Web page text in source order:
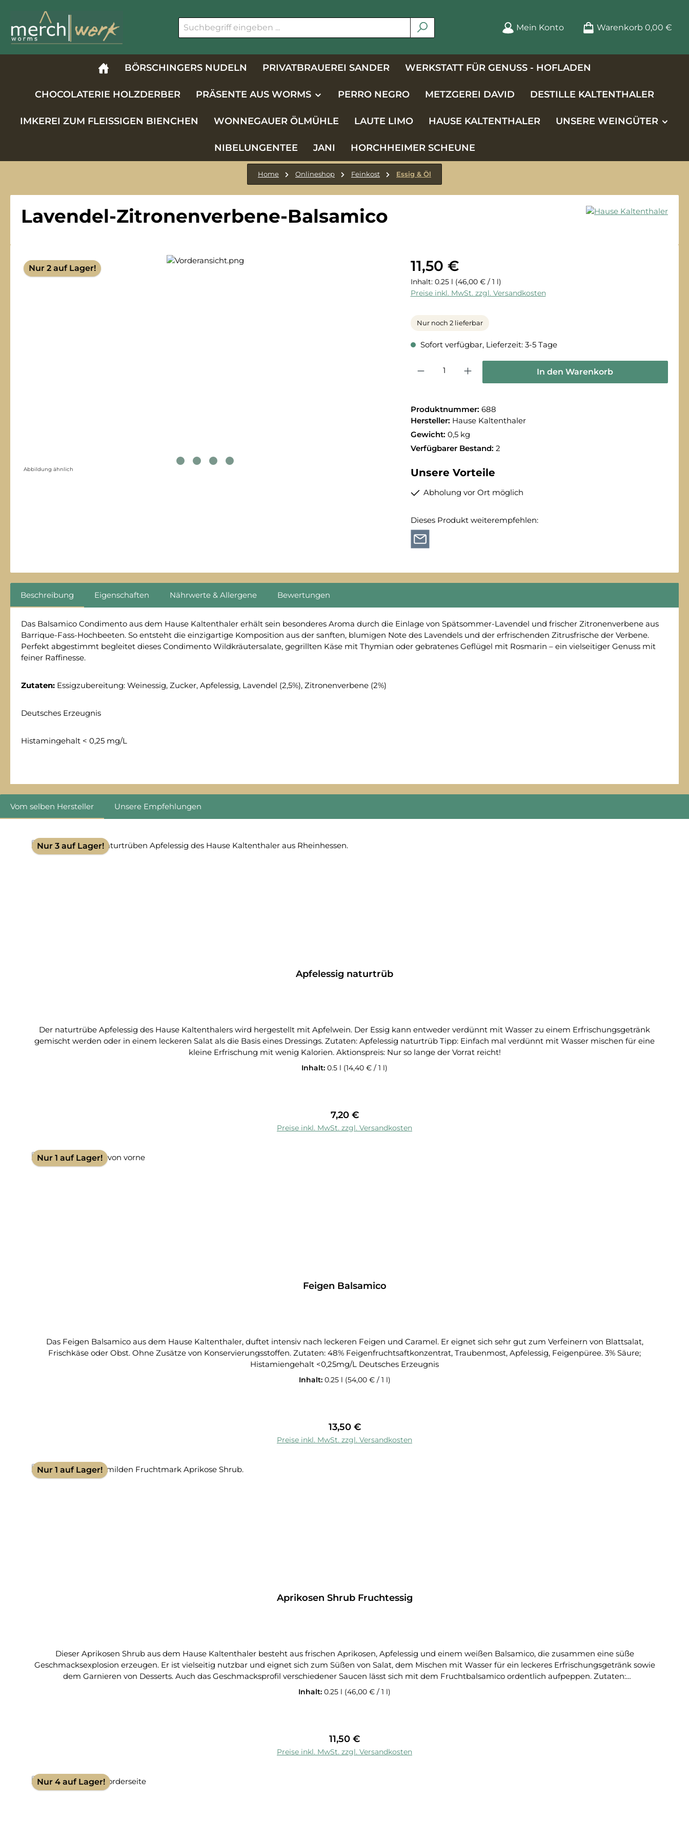
Hauptinhalt springen
Zur Suche springen
Zur Hauptnavigation springen
Mein Konto
Warenkorb 0,00 €
BÖRSCHINGERS NUDELN PRIVATBRAUEREI SANDER WERKSTATT FÜR GENUSS - HOFLADEN
CHOCOLATERIE HOLZDERBER PRÄSENTE AUS WORMS PERRO NEGRO METZGEREI DAVID DESTILLE KALTENTHALER
IMKEREI ZUM FLEISSIGEN BIENCHEN WONNEGAUER ÖLMÜHLE LAUTE LIMO HAUSE KALTENTHALER UNSERE WEINGÜTER
NIBELUNGENTEE JANI HORCHHEIMER SCHEUNE
Home Onlineshop Feinkost Essig & Öl
Lavendel-Zitronenverbene-Balsamico
Bildergalerie überspringen
Nur 2 auf Lager!
Abbildung ähnlich
11,50 €
Inhalt: 0.25 l (46,00 € / 1 l)
Preise inkl. MwSt. zzgl. Versandkosten
Nur noch 2 lieferbar
Sofort verfügbar, Lieferzeit: 3-5 Tage
In den Warenkorb
Produktnummer: 688
Hersteller: Hause Kaltenthaler
Gewicht: 0,5 kg
Verfügbarer Bestand: 2
Unsere Vorteile
Abholung vor Ort möglich
Dieses Produkt weiterempfehlen:
Beschreibung Eigenschaften Nährwerte & Allergene Bewertungen
Das Balsamico Condimento aus dem Hause Kaltenthaler erhält sein besonderes Aroma durch die Einlage von Spätsommer-Lavendel und frischer Zitronenverbene aus
Barrique-Fass-Hochbeeten. So entsteht die einzigartige Komposition aus der sanften, blumigen Note des Lavendels und der erfrischenden Zitrusfrische der Verbene.
Perfekt abgestimmt begleitet dieses Condimento Wildkräutersalate, gegrillten Käse mit Thymian oder gebratenes Geflügel mit Rosmarin – ein vielseitiger Genuss mit
feiner Raffinesse.
Zutaten: Essigzubereitung: Weinessig, Zucker, Apfelessig, Lavendel (2,5%), Zitronenverbene (2%)
Deutsches Erzeugnis
Histamingehalt < 0,25 mg/L
Vom selben Hersteller Unsere Empfehlungen
Nur 3 auf Lager!
Apfelessig naturtrüb
Der naturtrübe Apfelessig des Hause Kaltenthalers wird hergestellt mit Apfelwein. Der Essig kann entweder verdünnt mit Wasser zu einem Erfrischungsgetränk
gemischt werden oder in einem leckeren Salat als die Basis eines Dressings. Zutaten: Apfelessig naturtrüb Tipp: Einfach mal verdünnt mit Wasser mischen für eine
kleine Erfrischung mit wenig Kalorien. Aktionspreis: Nur so lange der Vorrat reicht!
Inhalt: 0.5 l (14,40 € / 1 l)
Regulärer Preis:
7,20 €
Preise inkl. MwSt. zzgl. Versandkosten
In den Warenkorb
Nur 1 auf Lager!
Feigen Balsamico
Das Feigen Balsamico aus dem Hause Kaltenthaler, duftet intensiv nach leckeren Feigen und Caramel. Er eignet sich sehr gut zum Verfeinern von Blattsalat,
Frischkäse oder Obst. Ohne Zusätze von Konservierungsstoffen. Zutaten: 48% Feigenfruchtsaftkonzentrat, Traubenmost, Apfelessig, Feigenpüree. 3% Säure;
Histamiengehalt <0,25mg/L Deutsches Erzeugnis
Inhalt: 0.25 l (54,00 € / 1 l)
Regulärer Preis:
13,50 €
Preise inkl. MwSt. zzgl. Versandkosten
In den Warenkorb
Nur 1 auf Lager!
Aprikosen Shrub Fruchtessig
Dieser Aprikosen Shrub aus dem Hause Kaltenthaler besteht aus frischen Aprikosen, Apfelessig und einem weißen Balsamico, die zusammen eine süße
Geschmacksexplosion erzeugen. Er ist vielseitig nutzbar und eignet sich zum Süßen von Salat, dem Mischen mit Wasser für ein leckeres Erfrischungsgetränk sowie
dem Garnieren von Desserts. Auch das Geschmacksprofil verschiedener Saucen lässt sich mit dem Fruchtbalsamico ordentlich aufpeppen. Zutaten:
Essigzubereitung: Aprikosenmark (44%), weißer Balsamico (eingedickter Traubenmost und Weinessig 25%), Rohrohrzucker, Apfelessig, Antioxidationsmittel:
Ascorbinsäure. 3% Säure; Histamiengehalt <0,25mg/L Der Shrub ist vielseitig anwendbar und nur von ihrer Kreativität eingeschränkt. Deutsches Erzeugnis Vor dem
Inhalt: 0.25 l (46,00 € / 1 l)
Regulärer Preis:
11,50 €
Preise inkl. MwSt. zzgl. Versandkosten
In den Warenkorb
Nur 4 auf Lager!